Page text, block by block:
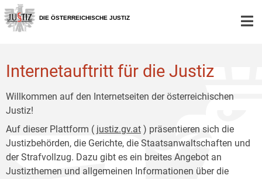
Zur
Hauptnavigation
[1]
Zum
Inhalt
[2]
DIE ÖSTERREICHISCHE JUSTIZ
Internetauftritt für die Justiz
Willkommen auf den Internetseiten der österreichischen
Justiz!
Auf dieser Plattform ( justiz.gv.at ) präsentieren sich die
Justizbehörden, die Gerichte, die Staatsanwaltschaften und
der Strafvollzug. Dazu gibt es ein breites Angebot an
Justizthemen und allgemeinen Informationen über die